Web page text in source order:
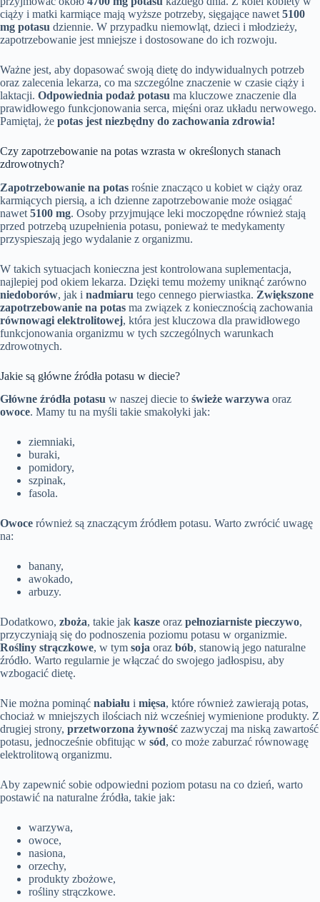
ciąży i matki karmiące mają wyższe potrzeby, sięgające nawet 5100
mg potasu dziennie. W przypadku niemowląt, dzieci i młodzieży,
zapotrzebowanie jest mniejsze i dostosowane do ich rozwoju.
Ważne jest, aby dopasować swoją dietę do indywidualnych potrzeb
oraz zalecenia lekarza, co ma szczególne znaczenie w czasie ciąży i
laktacji. Odpowiednia podaż potasu ma kluczowe znaczenie dla
prawidłowego funkcjonowania serca, mięśni oraz układu nerwowego.
Pamiętaj, że potas jest niezbędny do zachowania zdrowia!
Czy zapotrzebowanie na potas wzrasta w określonych stanach
zdrowotnych?
Zapotrzebowanie na potas rośnie znacząco u kobiet w ciąży oraz
karmiących piersią, a ich dzienne zapotrzebowanie może osiągać
nawet 5100 mg. Osoby przyjmujące leki moczopędne również stają
przed potrzebą uzupełnienia potasu, ponieważ te medykamenty
przyspieszają jego wydalanie z organizmu.
W takich sytuacjach konieczna jest kontrolowana suplementacja,
najlepiej pod okiem lekarza. Dzięki temu możemy uniknąć zarówno
niedoborów, jak i nadmiaru tego cennego pierwiastka. Zwiększone
zapotrzebowanie na potas ma związek z koniecznością zachowania
równowagi elektrolitowej, która jest kluczowa dla prawidłowego
funkcjonowania organizmu w tych szczególnych warunkach
zdrowotnych.
Jakie są główne źródła potasu w diecie?
Główne źródła potasu w naszej diecie to świeże warzywa oraz
owoce. Mamy tu na myśli takie smakołyki jak:
ziemniaki,
buraki,
pomidory,
szpinak,
fasola.
Owoce również są znaczącym źródłem potasu. Warto zwrócić uwagę
na:
banany,
awokado,
arbuzy.
Dodatkowo, zboża, takie jak kasze oraz pełnoziarniste pieczywo,
przyczyniają się do podnoszenia poziomu potasu w organizmie.
Rośliny strączkowe, w tym soja oraz bób, stanowią jego naturalne
źródło. Warto regularnie je włączać do swojego jadłospisu, aby
wzbogacić dietę.
Nie można pominąć nabiału i mięsa, które również zawierają potas,
chociaż w mniejszych ilościach niż wcześniej wymienione produkty. Z
drugiej strony, przetworzona żywność zazwyczaj ma niską zawartość
potasu, jednocześnie obfitując w sód, co może zaburzać równowagę
elektrolitową organizmu.
Aby zapewnić sobie odpowiedni poziom potasu na co dzień, warto
postawić na naturalne źródła, takie jak:
warzywa,
owoce,
nasiona,
orzechy,
produkty zbożowe,
rośliny strączkowe.